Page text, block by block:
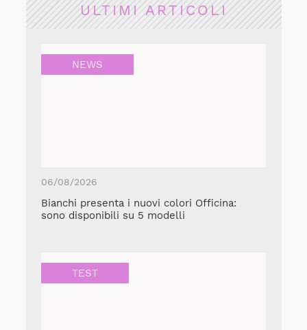
ULTIMI ARTICOLI
NEWS
06/08/2026
Bianchi presenta i nuovi colori Officina:
sono disponibili su 5 modelli
TEST